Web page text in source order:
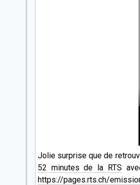
Jolie surprise que de
52 minutes de la RTS
https://pages.rts.ch/